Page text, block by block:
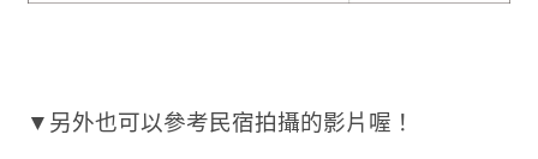
▼另外也可以參考民宿拍攝的影片喔！